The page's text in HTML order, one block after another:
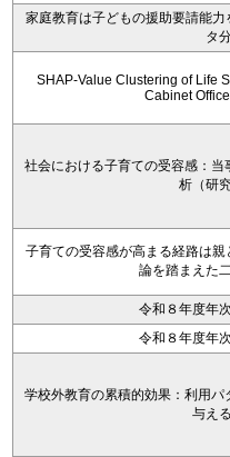
家庭教育は子どもの援助要請能
タ
SHAP-Value Clustering of Life
Cabinet
社会における子育ての受容感：
析（研
子育ての受容感が高まる経路は
論を踏まえた
令和８年度年
令和８年度年
学校外教育の累積的効果：利用
与え